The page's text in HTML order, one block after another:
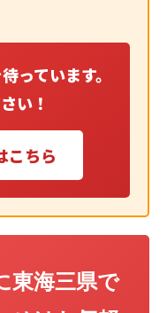
っています。
い！
こちら
東海三県で